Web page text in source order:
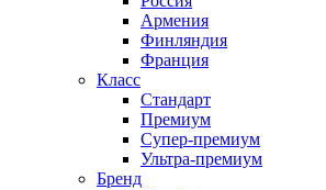
Армения
Финляндия
Франция
Класс
Стандарт
Премиум
Супер-премиум
Ультра-премиум
Бренд